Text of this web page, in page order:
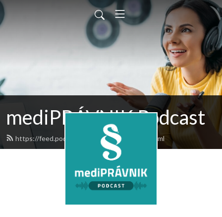
mediPRÁVNIK Podcast
https://feed.podbean.com/medipravnik/feed.xml